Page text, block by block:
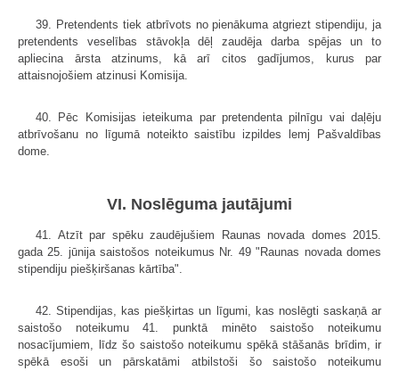
39. Pretendents tiek atbrīvots no pienākuma atgriezt stipendiju, ja
pretendents veselības stāvokļa dēļ zaudēja darba spējas un to
apliecina ārsta atzinums, kā arī citos gadījumos, kurus par
attaisnojošiem atzinusi Komisija.
40. Pēc Komisijas ieteikuma par pretendenta pilnīgu vai daļēju
atbrīvošanu no līgumā noteikto saistību izpildes lemj Pašvaldības
dome.
VI. Noslēguma jautājumi
41. Atzīt par spēku zaudējušiem Raunas novada domes 2015.
gada 25. jūnija saistošos noteikumus Nr. 49 "Raunas novada domes
stipendiju piešķiršanas kārtība".
42. Stipendijas, kas piešķirtas un līgumi, kas noslēgti saskaņā ar
saistošo noteikumu 41. punktā minēto saistošo noteikumu
nosacījumiem, līdz šo saistošo noteikumu spēkā stāšanās brīdim, ir
spēkā esoši un pārskatāmi atbilstoši šo saistošo noteikumu